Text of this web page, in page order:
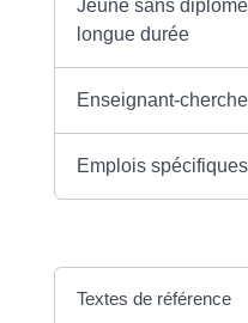
Jeune sans
longue durée
Enseignant-
Emplois spécifiques
Textes de référence